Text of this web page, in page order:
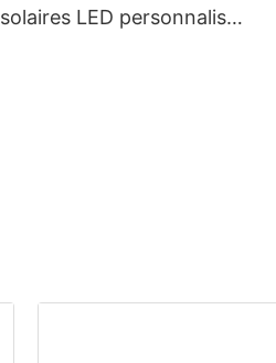
solaires LED personnalisés